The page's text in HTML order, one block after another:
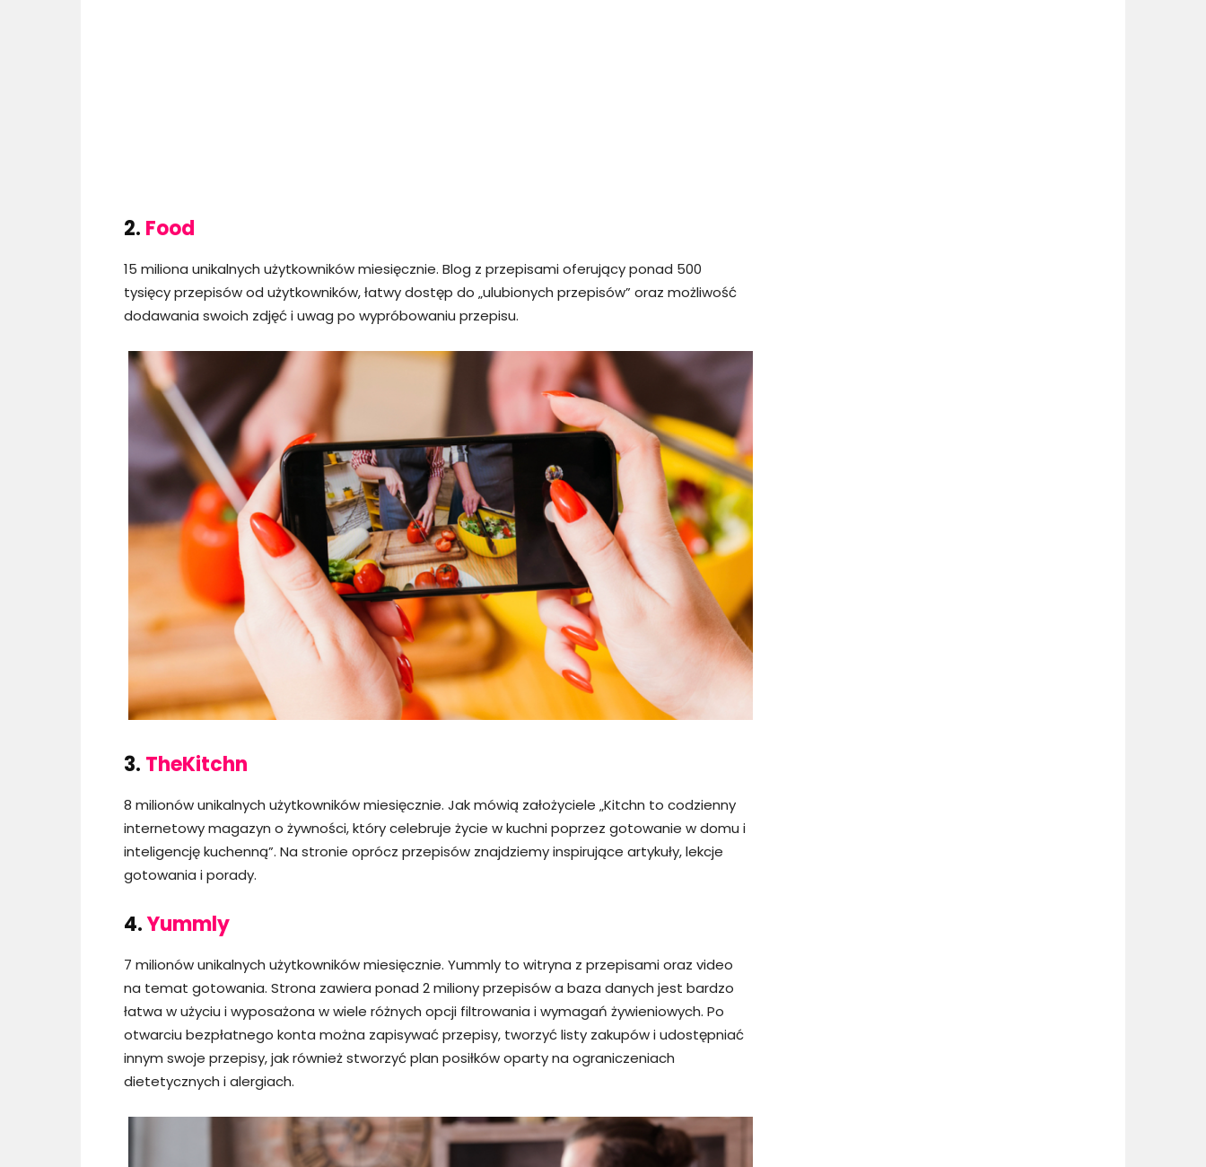
2. Food
15 miliona unikalnych użytkowników miesięcznie. Blog z przepisami oferujący ponad 500
tysięcy przepisów od użytkowników, łatwy dostęp do „ulubionych przepisów” oraz możliwość
dodawania swoich zdjęć i uwag po wypróbowaniu przepisu.
3. TheKitchn
8 milionów unikalnych użytkowników miesięcznie. Jak mówią założyciele „Kitchn to codzienny
internetowy magazyn o żywności, który celebruje życie w kuchni poprzez gotowanie w domu i
inteligencję kuchenną”. Na stronie oprócz przepisów znajdziemy inspirujące artykuły, lekcje
gotowania i porady.
4.Yummly
7 milionów unikalnych użytkowników miesięcznie. Yummly to witryna z przepisami oraz video
na temat gotowania. Strona zawiera ponad 2 miliony przepisów a baza danych jest bardzo
łatwa w użyciu i wyposażona w wiele różnych opcji filtrowania i wymagań żywieniowych. Po
otwarciu bezpłatnego konta można zapisywać przepisy, tworzyć listy zakupów i udostępniać
innym swoje przepisy, jak również stworzyć plan posiłków oparty na ograniczeniach
dietetycznych i alergiach.